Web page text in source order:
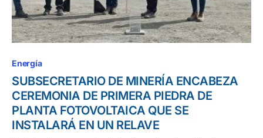
Energía
SUBSECRETARIO DE MINERÍA ENCABEZA
CEREMONIA DE PRIMERA PIEDRA DE
PLANTA FOTOVOLTAICA QUE SE
INSTALARÁ EN UN RELAVE